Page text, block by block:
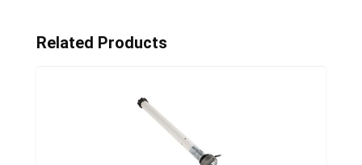
Related Products